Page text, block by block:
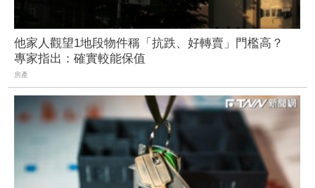
他家人觀望1地段物件稱「抗跌、好轉賣」門檻高？
專家指出：確實較能保值
房產